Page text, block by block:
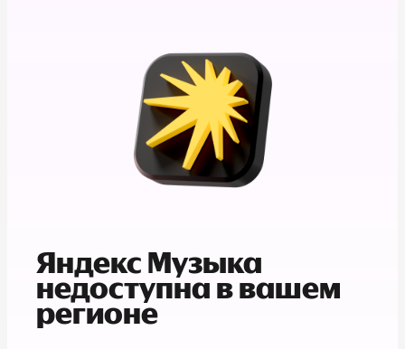
Яндекс Музыка
недоступна в вашем
регионе